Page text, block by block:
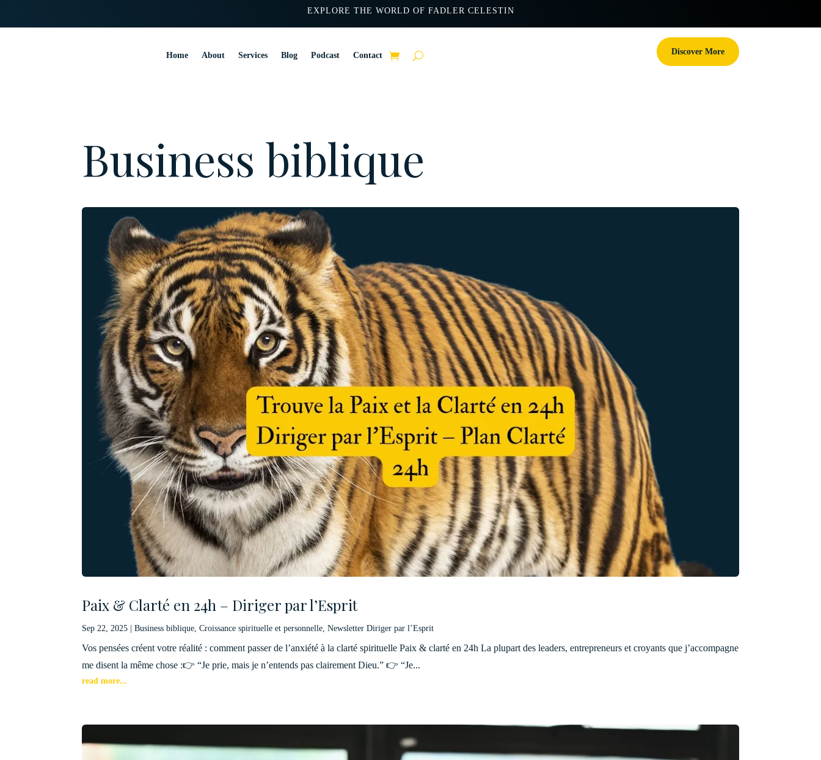
EXPLORE THE WORLD OF FADLER CELESTIN
Home About Services Blog Podcast Contact Discover More
Business biblique
Paix & Clarté en 24h – Diriger par l’Esprit
Sep 22, 2025 |Business biblique ,Croissance spirituelle et personnelle ,Newsletter Diriger par l’Esprit
Vos pensées créent votre réalité : comment passer de l’anxiété à la clarté spirituelle Paix & clarté en 24h La plupart des leaders, entrepreneurs et croyants que j’accompagne
me disent la même chose :👉 “Je prie, mais je n’entends pas clairement Dieu.” 👉 “Je...
read more...